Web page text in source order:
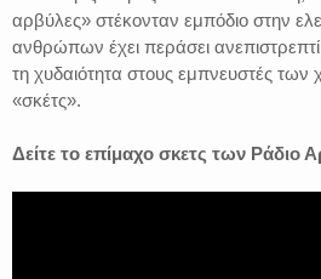
αρβύλες» στέκονταν εμπόδιο στην
ανθρώπων έχει περάσει
τη χυδαιότητα στους εμπνευστές των
«σκέτς».
Δείτε το επίμαχο σκετς των Ράδιο